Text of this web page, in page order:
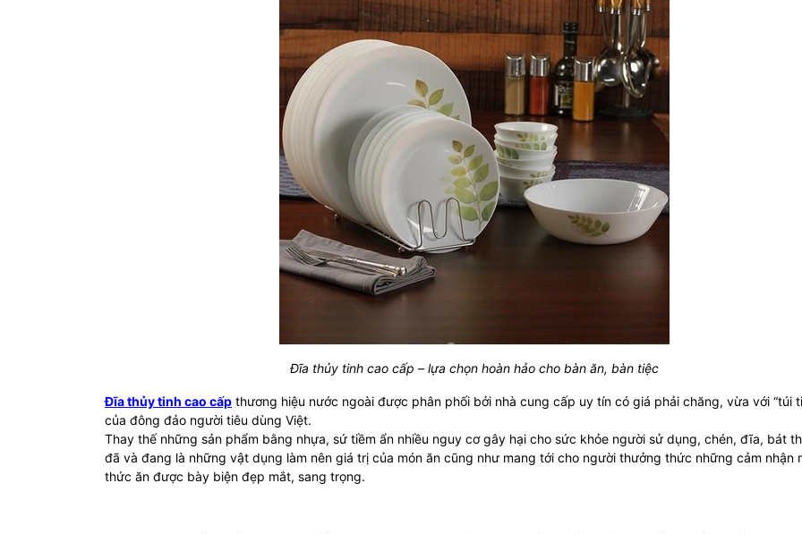
Đĩa thủy tinh cao cấp – lựa chọn hoàn hảo cho bàn ăn, bàn tiệc
Đĩa thủy tinh cao cấp thương hiệu nước ngoài được phân phối bởi nhà cung cấp uy tín có giá phải chăng, vừa với “túi
của đông đảo người tiêu dùng Việt.
Thay thế những sản phẩm bằng nhựa, sứ tiềm ẩn nhiều nguy cơ gây hại cho sức khỏe người sử dụng, chén, đĩa, bát
đã và đang là những vật dụng làm nên giá trị của món ăn cũng như mang tới cho người thưởng thức những cảm nhận
thức ăn được bày biện đẹp mắt, sang trọng.